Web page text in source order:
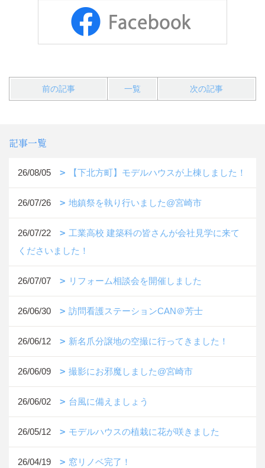
前の記事 一覧 次の記事
記事一覧
26/08/05 【下北方町】モデルハウスが上棟しました！
26/07/26 地鎮祭を執り行いました@宮崎市
26/07/22
工業高校 建築科の皆さんが会社見学に来て
くださいました！
26/07/07 リフォーム相談会を開催しました
26/06/30 訪問看護ステーションCAN＠芳士
26/06/12 新名爪分譲地の空撮に行ってきました！
26/06/09 撮影にお邪魔しました@宮崎市
26/06/02 台風に備えましょう
26/05/12 モデルハウスの植栽に花が咲きました
26/04/19 窓リノベ完了！